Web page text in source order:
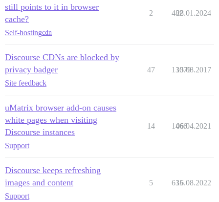
still points to it in browser
cache?
Self-hostingcdn
2 482
28.01.2024
Discourse CDNs are blocked by
privacy badger
Site feedback
47 13079
15.08.2017
uMatrix browser add-on causes
white pages when visiting
Discourse instances
Support
14 1466
06.04.2021
Discourse keeps refreshing
images and content
Support
5 635
16.08.2022